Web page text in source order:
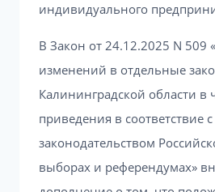
индивидуального
В Закон от 24.12.2025 N 509
изменений в отдельные
Калининградской области в
приведения в соответствие с
законодательством
выборах и референдумах»